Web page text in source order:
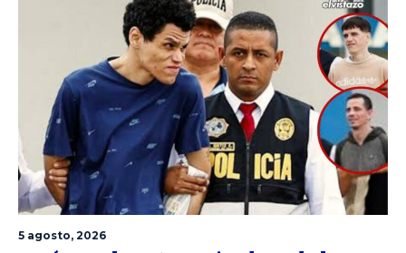
5 agosto, 2026